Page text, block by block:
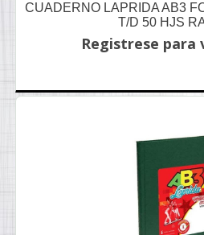
CUADERNO LAPRIDA AB3
T/D 50 HJS
Registrese para